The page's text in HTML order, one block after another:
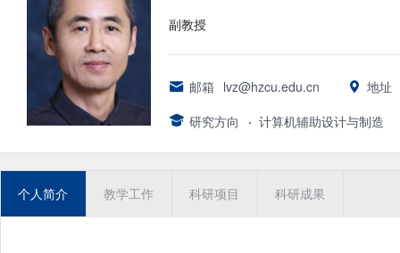
副教授
邮箱 lvz@hzcu.edu.cn
地址
研究方向
· 计算机辅助设计与制造
个人简介 教学工作 科研项目 科研成果